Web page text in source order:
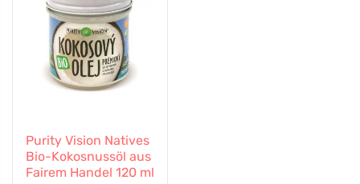
Purity Vision Natives
Bio-Kokosnussöl aus
Fairem Handel 120 ml